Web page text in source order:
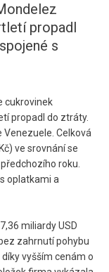
propadl
s
cukrovinek
propadl do ztráty.
Celková
ve srovnání se
roku.
oplatkami a
miliardy USD
zahrnutí pohybu
vyšším cenám o